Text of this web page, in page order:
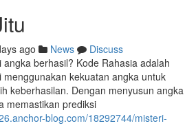
ago News
Discuss
berhasil? Kode Rahasia adalah
kekuatan angka untuk
keberhasilan. Dengan menyusun angka
memastikan prediksi
blog.com/18292744/misteri-